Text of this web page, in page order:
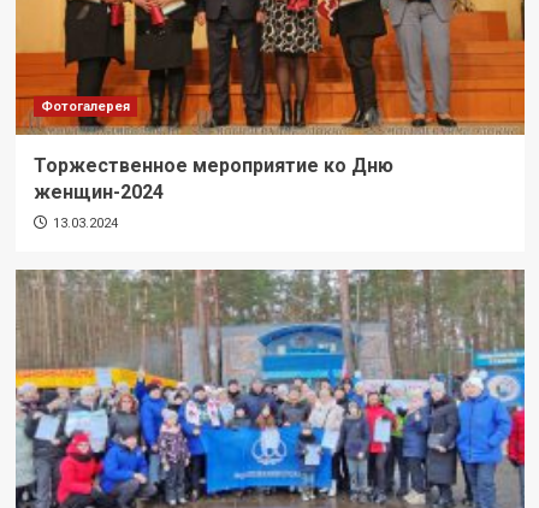
Фотогалерея
Торжественное мероприятие ко Дню
женщин-2024
13.03.2024